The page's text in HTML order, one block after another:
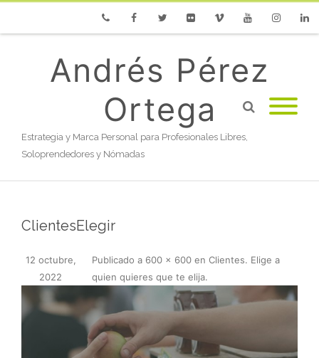
Andrés Pérez
Ortega
Estrategia y Marca Personal para Profesionales Libres,
Soloprendedores y Nómadas
ClientesElegir
Publicado
12 octubre,
2022
a 600 × 600 en Clientes. Elige a
quien quieres que te elija.